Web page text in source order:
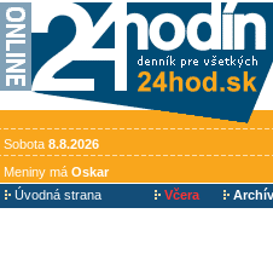
Sobota 8.8.2026
Meniny má Oskar
Úvodná strana
Včera